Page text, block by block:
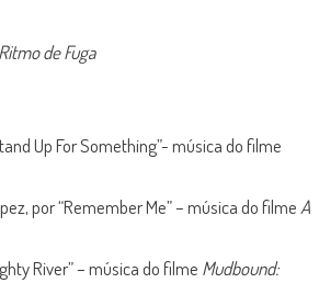
de Fuga
Up For Something”- música do filme
por “Remember Me” – música do filme A
River” – música do filme Mudbound: